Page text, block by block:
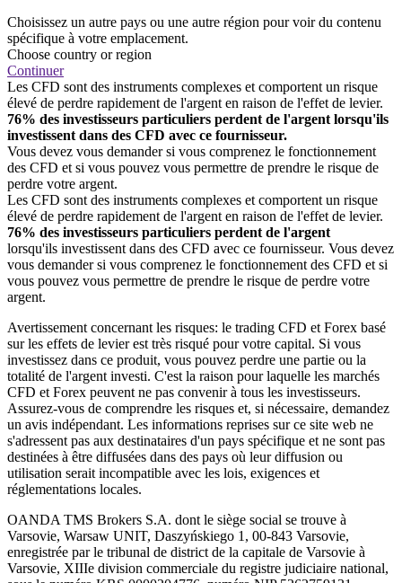
Choisissez un autre pays ou une autre région pour voir du contenu
spécifique à votre emplacement.
Choose country or region
Continuer
Les CFD sont des instruments complexes et comportent un risque
élevé de perdre rapidement de l'argent en raison de l'effet de levier.
76% des investisseurs particuliers perdent de l'argent lorsqu'ils
investissent dans des CFD avec ce fournisseur.
Vous devez vous demander si vous comprenez le fonctionnement
des CFD et si vous pouvez vous permettre de prendre le risque de
perdre votre argent.
Les CFD sont des instruments complexes et comportent un risque
élevé de perdre rapidement de l'argent en raison de l'effet de levier.
76% des investisseurs particuliers perdent de l'argent
lorsqu'ils investissent dans des CFD avec ce fournisseur. Vous devez
vous demander si vous comprenez le fonctionnement des CFD et si
vous pouvez vous permettre de prendre le risque de perdre votre
argent.
Avertissement concernant les risques: le trading CFD et Forex basé
sur les effets de levier est très risqué pour votre capital. Si vous
investissez dans ce produit, vous pouvez perdre une partie ou la
totalité de l'argent investi. C'est la raison pour laquelle les marchés
CFD et Forex peuvent ne pas convenir à tous les investisseurs.
Assurez-vous de comprendre les risques et, si nécessaire, demandez
un avis indépendant. Les informations reprises sur ce site web ne
s'adressent pas aux destinataires d'un pays spécifique et ne sont pas
destinées à être diffusées dans des pays où leur diffusion ou
utilisation serait incompatible avec les lois, exigences et
réglementations locales.
OANDA TMS Brokers S.A. dont le siège social se trouve à
Varsovie, Warsaw UNIT, Daszyńskiego 1, 00-843 Varsovie,
enregistrée par le tribunal de district de la capitale de Varsovie à
Varsovie, XIIIe division commerciale du registre judiciaire national,